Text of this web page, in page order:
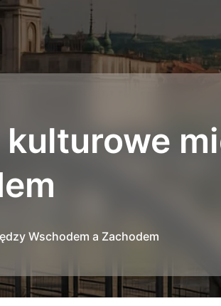
Wschodem a Zachodem